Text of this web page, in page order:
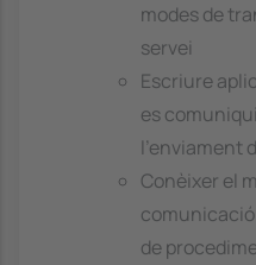
modes de
servei
Escriure
es
l'enviament
Conèixer el
de